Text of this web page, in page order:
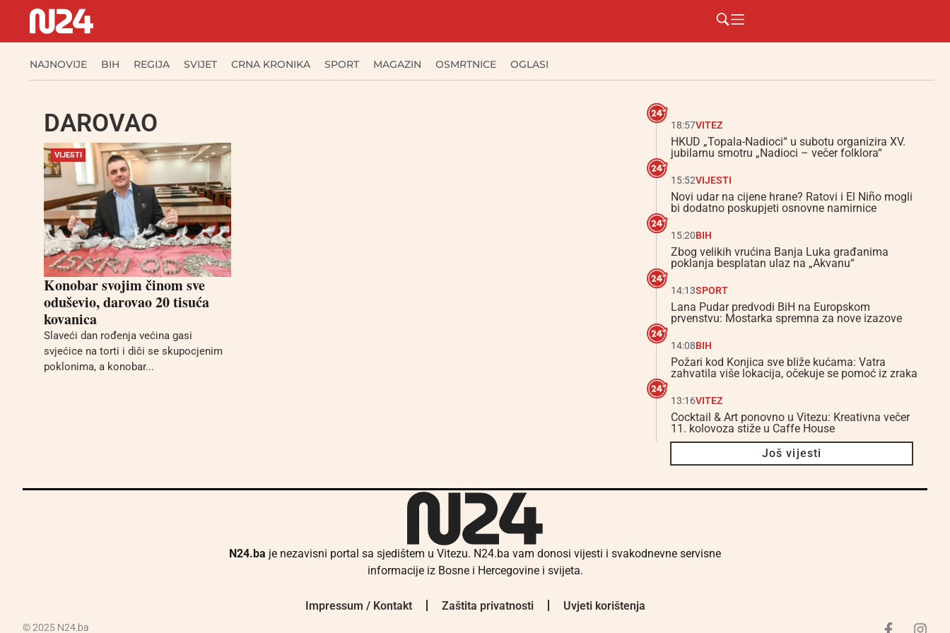
NAJNOVIJE BIH REGIJA SVIJET CRNA KRONIKA SPORT MAGAZIN OSMRTNICE OGLASI
DAROVAO
VIJESTI
Konobar svojim činom sve
oduševio, darovao 20 tisuća
kovanica
Slaveći dan rođenja većina gasi
svjećice na torti i diči se skupocjenim
poklonima, a konobar...
18:57VITEZ
HKUD „Topala-Nadioci“ u subotu organizira XV.
jubilarnu smotru „Nadioci – večer folklora“
15:52VIJESTI
Novi udar na cijene hrane? Ratovi i El Niño mogli
bi dodatno poskupjeti osnovne namirnice
15:20BIH
Zbog velikih vrućina Banja Luka građanima
poklanja besplatan ulaz na „Akvanu“
14:13SPORT
Lana Pudar predvodi BiH na Europskom
prvenstvu: Mostarka spremna za nove izazove
14:08BIH
Požari kod Konjica sve bliže kućama: Vatra
zahvatila više lokacija, očekuje se pomoć iz zraka
13:16VITEZ
Cocktail & Art ponovno u Vitezu: Kreativna večer
11. kolovoza stiže u Caffe House
Još vijesti
N24.ba je nezavisni portal sa sjedištem u Vitezu. N24.ba vam donosi vijesti i svakodnevne servisne
informacije iz Bosne i Hercegovine i svijeta.
Impressum / Kontakt Zaštita privatnosti Uvjeti korištenja
© 2025 N24.ba